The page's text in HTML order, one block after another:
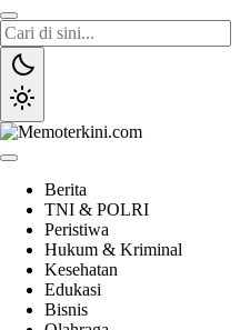
Lewati
ke
konten
Berita
TNI & POLRI
Peristiwa
Hukum & Kriminal
Kesehatan
Edukasi
Bisnis